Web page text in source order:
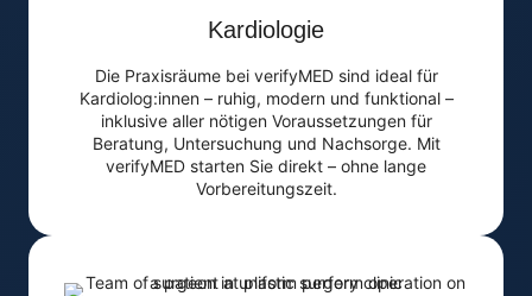
Kardiologie
Die Praxisräume bei verifyMED sind ideal für
Kardiolog:innen – ruhig, modern und funktional –
inklusive aller nötigen Voraussetzungen für
Beratung, Untersuchung und Nachsorge. Mit
verifyMED starten Sie direkt – ohne lange
Vorbereitungszeit.